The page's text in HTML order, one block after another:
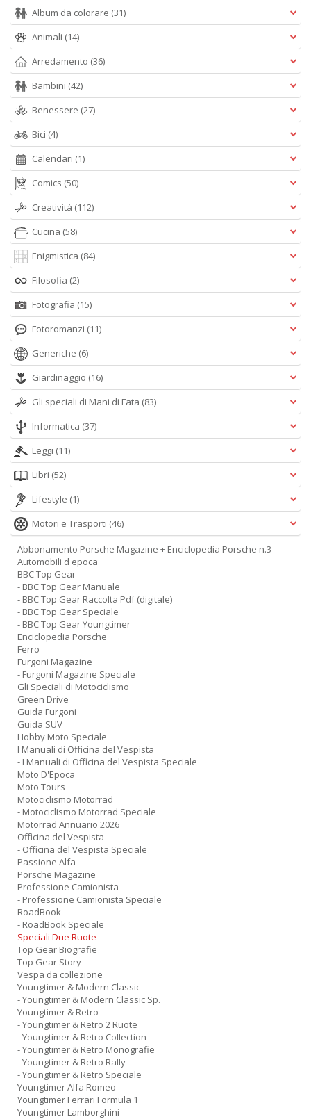
Album da colorare (31)
Animali (14)
Arredamento (36)
Bambini (42)
Benessere (27)
Bici (4)
Calendari (1)
Comics (50)
Creatività (112)
Cucina (58)
Enigmistica (84)
Filosofia (2)
Fotografia (15)
Fotoromanzi (11)
Generiche (6)
Giardinaggio (16)
Gli speciali di Mani di Fata (83)
Informatica (37)
Leggi (11)
Libri (52)
Lifestyle (1)
Motori e Trasporti (46)
Abbonamento Porsche Magazine + Enciclopedia Porsche n.3
Automobili d epoca
BBC Top Gear
- BBC Top Gear Manuale
- BBC Top Gear Raccolta Pdf (digitale)
- BBC Top Gear Speciale
- BBC Top Gear Youngtimer
Enciclopedia Porsche
Ferro
Furgoni Magazine
- Furgoni Magazine Speciale
Gli Speciali di Motociclismo
Green Drive
Guida Furgoni
Guida SUV
Hobby Moto Speciale
I Manuali di Officina del Vespista
- I Manuali di Officina del Vespista Speciale
Moto D'Epoca
Moto Tours
Motociclismo Motorrad
- Motociclismo Motorrad Speciale
Motorrad Annuario 2026
Officina del Vespista
- Officina del Vespista Speciale
Passione Alfa
Porsche Magazine
Professione Camionista
- Professione Camionista Speciale
RoadBook
- RoadBook Speciale
Speciali Due Ruote
Top Gear Biografie
Top Gear Story
Vespa da collezione
Youngtimer & Modern Classic
- Youngtimer & Modern Classic Sp.
Youngtimer & Retro
- Youngtimer & Retro 2 Ruote
- Youngtimer & Retro Collection
- Youngtimer & Retro Monografie
- Youngtimer & Retro Rally
- Youngtimer & Retro Speciale
Youngtimer Alfa Romeo
Youngtimer Ferrari Formula 1
Youngtimer Lamborghini